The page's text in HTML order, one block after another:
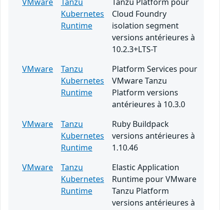
Kubernetes
Runtime
Cloud Foundry
isolation segment
versions antérieures à
10.2.3+LTS-T
VMware
Tanzu
Kubernetes
Runtime
Platform Services pour
VMware Tanzu
Platform versions
antérieures à 10.3.0
VMware
Tanzu
Kubernetes
Runtime
Ruby Buildpack
versions antérieures à
1.10.46
VMware
Tanzu
Kubernetes
Runtime
Elastic Application
Runtime pour VMware
Tanzu Platform
versions antérieures à